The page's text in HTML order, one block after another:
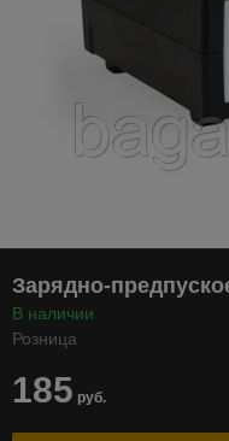
Зарядно-
В наличии
Розница
185 руб.